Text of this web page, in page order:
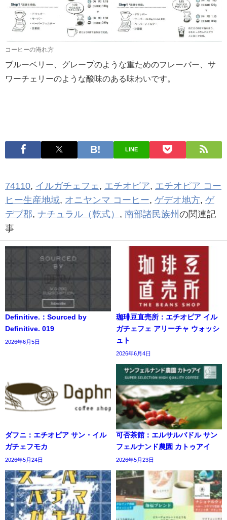
コーヒーの淹れ方
ブルーベリー、グレープのような重ためのフレーバー、サ
ワーチェリーのような酸味のある味わいです。
LINE
74110, イルガチェフェ , エチオピア, エチオピア コー
ヒー生産地域, オニヤンマ コーヒー, ゲデオ地方, ゲ
デブ郡, ナチュラル（乾式） , 南部諸民族州 の関連記
事
Definitive.：Sourced by
Definitive. 019
2026年6月5日
珈琲豆直売所：エチオピア イル
ガチェフェ アリーチャ ウォッシ
ュト
2026年6月4日
ダフニ：エチオピア サン・イル
ガチェフモカ
2026年5月24日
可否茶館：エルサルバドル サン
フェルナンド農園 カトゥアイ
2026年5月23日